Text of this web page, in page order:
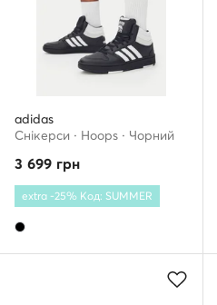
adidas
Снікерcи · Hoops · Чорний
3 699 грн
extra -25% Код: SUMMER